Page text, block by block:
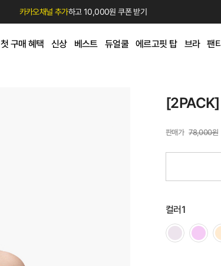
카카오채널 추가하고 10,000원 쿠폰 받기
첫 구매 혜택 신상 베스트 듀얼쿨 에르고핏 탑 브라 팬
[2PACK]
78,000원
컬러1